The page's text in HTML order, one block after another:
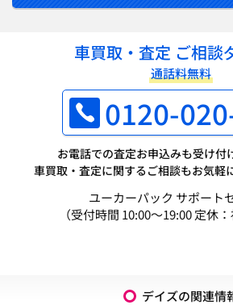
車買取・査定 ご相談
通話料無料
0120-
お電話での査定お申込みも受け付
車買取・査定に関するご相談もお気軽
ユーカーパック サポート
（受付時間 10:00～19:00 定休：
デイズの関連情